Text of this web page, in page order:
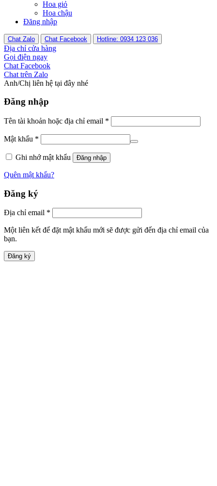
Hoa giỏ
Hoa chậu
Đăng nhập
Chat Zalo Chat Facebook Hotline: 0934 123 036
Địa chỉ cửa hàng
Gọi điện ngay
Chat Facebook
Chat trên Zalo
Anh/Chị liên hệ tại đây nhé
Đăng nhập
Tên tài khoản hoặc địa chỉ email *
Mật khẩu *
Ghi nhớ mật khẩu Đăng nhập
Quên mật khẩu?
Đăng ký
Địa chỉ email *
Một liên kết để đặt mật khẩu mới sẽ được gửi đến địa chỉ email của
bạn.
Đăng ký